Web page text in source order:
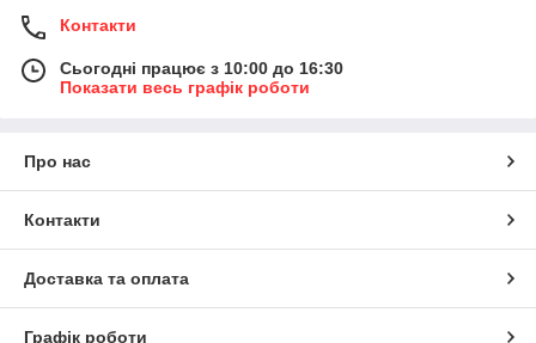
Контакти
Сьогодні працює з 10:00 до 16:30
Показати весь графік роботи
Про нас
Контакти
Доставка та оплата
Графік роботи